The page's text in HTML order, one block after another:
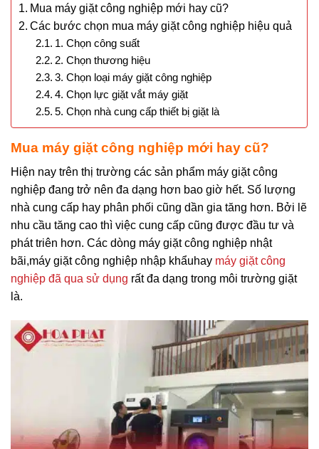
Mua máy giặt công nghiệp mới hay cũ?
Các bước chọn mua máy giặt công nghiệp hiệu quả
1. Chọn công suất
2. Chọn thương hiệu
3. Chọn loại máy giặt công nghiệp
4. Chọn lực giặt vắt máy giặt
5. Chọn nhà cung cấp thiết bị giặt là
Mua máy giặt công nghiệp mới hay cũ?
Hiện nay trên thị trường các sản phẩm máy giặt công
nghiệp đang trở nên đa dạng hơn bao giờ hết. Số lượng
nhà cung cấp hay phân phối cũng dần gia tăng hơn. Bởi lẽ
nhu cầu tăng cao thì việc cung cấp cũng được đầu tư và
phát triên hơn. Các dòng máy giặt công nghiệp nhật
bãi,máy giặt công nghiệp nhập khẩuhay máy giặt công
nghiệp đã qua sử dụng rất đa dạng trong môi trường giặt
là.